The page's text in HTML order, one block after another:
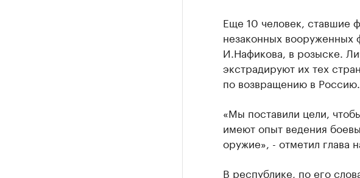
Еще 10 человек, ставшие
незаконных вооруженных
И.Нафикова, в розыске.
экстрадируют их тех
по возвращению в Россию.
«Мы поставили цели,
имеют опыт ведения
оружие», - отметил глава
В республике, по его